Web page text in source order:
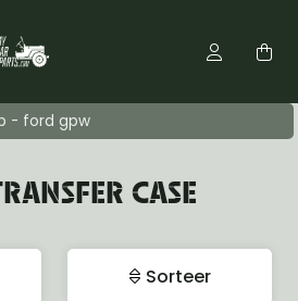
- ford gpw
CASE
Sorteer